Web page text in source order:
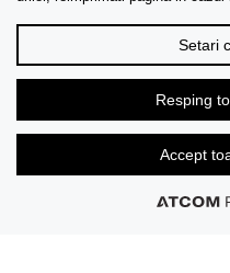
Despre noi
Limba
© 2026 CK Stores B.V. Toate
Setari
Resping
Accept